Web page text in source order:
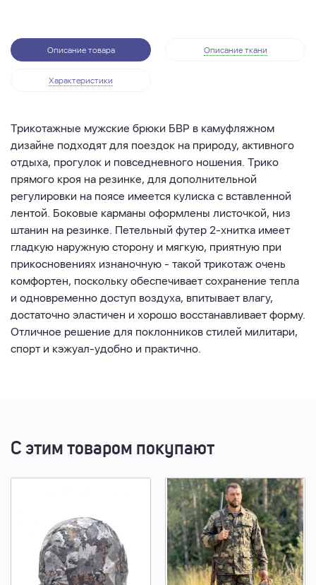
Описание товара Описание ткани
Характеристики
Трикотажные мужские брюки БВР в камуфляжном
дизайне подходят для поездок на природу, активного
отдыха, прогулок и повседневного ношения. Трико
прямого кроя на резинке, для дополнительной
регулировки на поясе имеется кулиска с вставленной
лентой. Боковые карманы оформлены листочкой, низ
штанин на резинке. Петельный футер 2-хнитка имеет
гладкую наружную сторону и мягкую, приятную при
прикосновениях изнаночную - такой трикотаж очень
комфортен, поскольку обеспечивает сохранение тепла
и одновременно доступ воздуха, впитывает влагу,
достаточно эластичен и хорошо восстанавливает форму.
Отличное решение для поклонников стилей милитари,
спорт и кэжуал-удобно и практично.
С этим товаром покупают